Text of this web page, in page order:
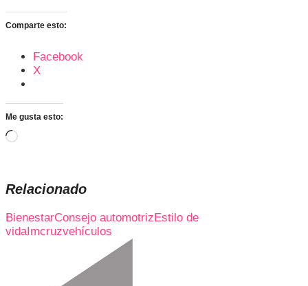
Comparte esto:
Facebook
X
Me gusta esto:
Cargando...
Relacionado
BienestarConsejo automotrizEstilo de
vidaImcruzvehículos